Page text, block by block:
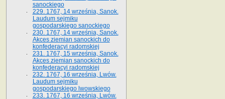
sanockiego
229. 1767, 14 września, Sanok.
Laudum sejmiku
gospodarskiego sanockiego
230. 1767, 14 września, Sanok.
Akces ziemian sanockich do
konfederacyi radomskiej
231. 1767, 15 września, Sanok.
Akces ziemian sanockich do
konfederacyi radomskiej
232. 1767, 16 września, Lwów.
Laudum sejmiku
gospodarskiego lwowskiego
233. 1767, 16 września, Lwów.